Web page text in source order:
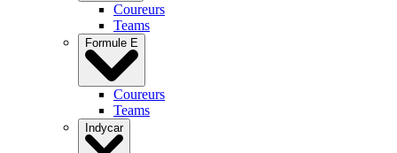
Coureurs
Teams
Formule E
Coureurs
Teams
Indycar